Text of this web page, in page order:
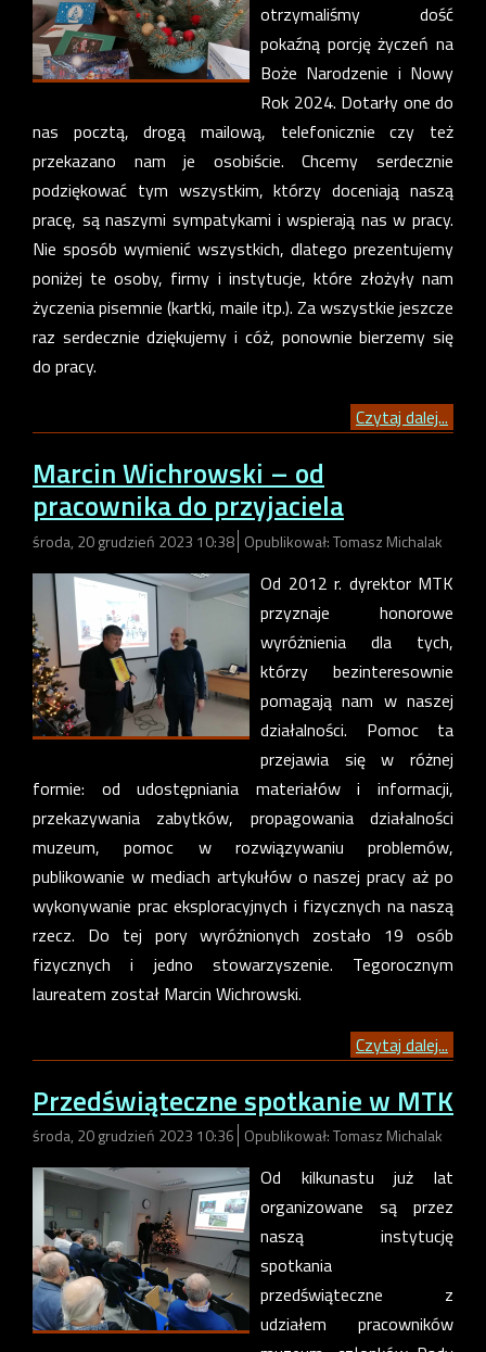
otrzymaliśmy dość
pokaźną porcję życzeń na
Boże Narodzenie i Nowy
Rok 2024. Dotarły one do
nas pocztą, drogą mailową, telefonicznie czy też
przekazano nam je osobiście. Chcemy serdecznie
podziękować tym wszystkim, którzy doceniają naszą
pracę, są naszymi sympatykami i wspierają nas w pracy.
Nie sposób wymienić wszystkich, dlatego prezentujemy
poniżej te osoby, firmy i instytucje, które złożyły nam
życzenia pisemnie (kartki, maile itp.). Za wszystkie jeszcze
raz serdecznie dziękujemy i cóż, ponownie bierzemy się
do pracy.
Czytaj dalej...
Marcin Wichrowski – od
pracownika do przyjaciela
środa, 20 grudzień 2023 10:38 Opublikował: Tomasz Michalak
Od 2012 r. dyrektor MTK
przyznaje honorowe
wyróżnienia dla tych,
którzy bezinteresownie
pomagają nam w naszej
działalności. Pomoc ta
przejawia się w różnej
formie: od udostępniania materiałów i informacji,
przekazywania zabytków, propagowania działalności
muzeum, pomoc w rozwiązywaniu problemów,
publikowanie w mediach artykułów o naszej pracy aż po
wykonywanie prac eksploracyjnych i fizycznych na naszą
rzecz. Do tej pory wyróżnionych zostało 19 osób
fizycznych i jedno stowarzyszenie. Tegorocznym
laureatem został Marcin Wichrowski.
Czytaj dalej...
Przedświąteczne spotkanie w MTK
środa, 20 grudzień 2023 10:36 Opublikował: Tomasz Michalak
Od kilkunastu już lat
organizowane są przez
naszą instytucję
spotkania
przedświąteczne z
udziałem pracowników